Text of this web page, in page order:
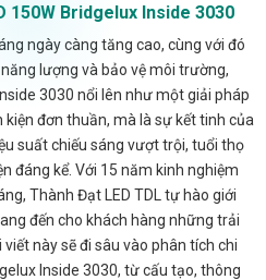
150W Bridgelux Inside 3030
ngày càng tăng cao, cùng với đó
lượng và bảo vệ môi trường,
3030 nổi lên như một giải pháp
đơn thuần, mà là sự kết tinh của
suất chiếu sáng vượt trội, tuổi thọ
đáng kể. Với 15 năm kinh nghiệm
Thành Đạt LED TDL tự hào giới
đến cho khách hàng những trải
này sẽ đi sâu vào phân tích chi
Inside 3030, từ cấu tạo, thông